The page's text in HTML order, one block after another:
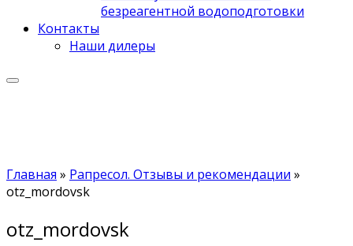
безреагентной водоподготовки
Контакты
Наши дилеры
Главная » Рапресол. Отзывы и рекомендации »
otz_mordovsk
otz_mordovsk